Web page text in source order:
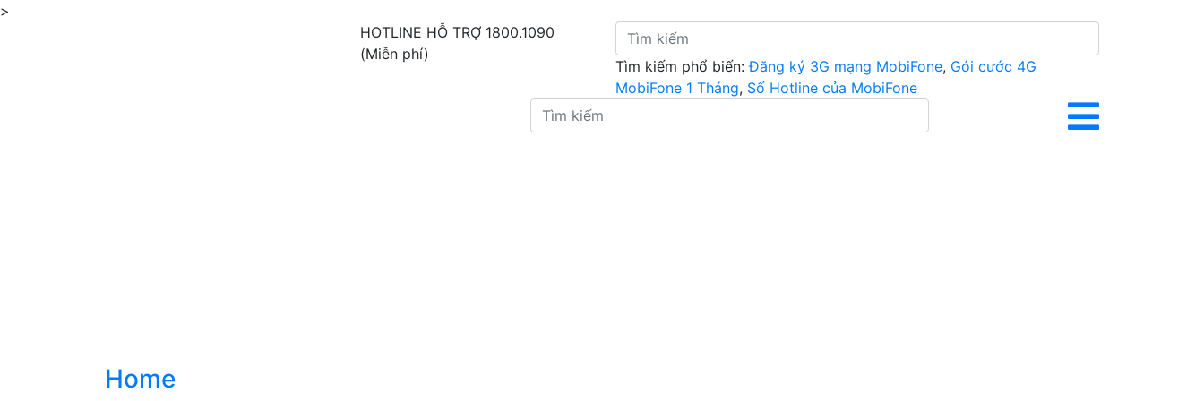
>
HOTLINE HỖ TRỢ 1800.1090
(Miễn phí)
Tìm kiếm phổ biến: Đăng ký 3G mạng MobiFone, Gói cước 4G
MobiFone 1 Tháng, Số Hotline của MobiFone
Home